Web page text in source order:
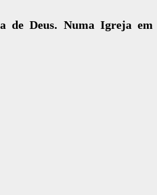
de Deus. Numa Igreja em